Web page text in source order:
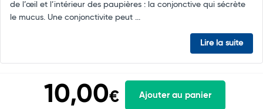
de l’œil et l’intérieur des paupières : la conjonctive qui sécrète
le mucus. Une conjonctivite peut ...
Lire la suite
10,00€ Ajouter au panier